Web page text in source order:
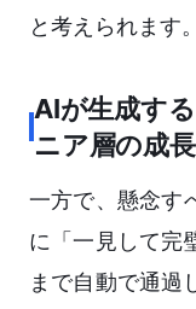
と考えられます。
AIが生成す
ニア層の成
一方で、懸念す
に「一見して完
まで自動で通過